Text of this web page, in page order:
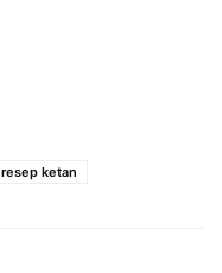
resep ketan